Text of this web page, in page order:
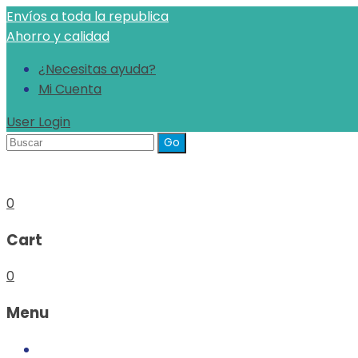
Envíos a toda la republica
Ahorro y calidad
¿Necesitas ayuda?
Mi Cuenta
User Login
Buscar
0
Cart
0
Menu